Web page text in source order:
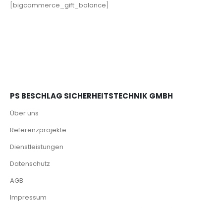
[bigcommerce_gift_balance]
PS BESCHLAG SICHERHEITSTECHNIK GMBH
Über uns
Referenzprojekte
Dienstleistungen
Datenschutz
AGB
Impressum